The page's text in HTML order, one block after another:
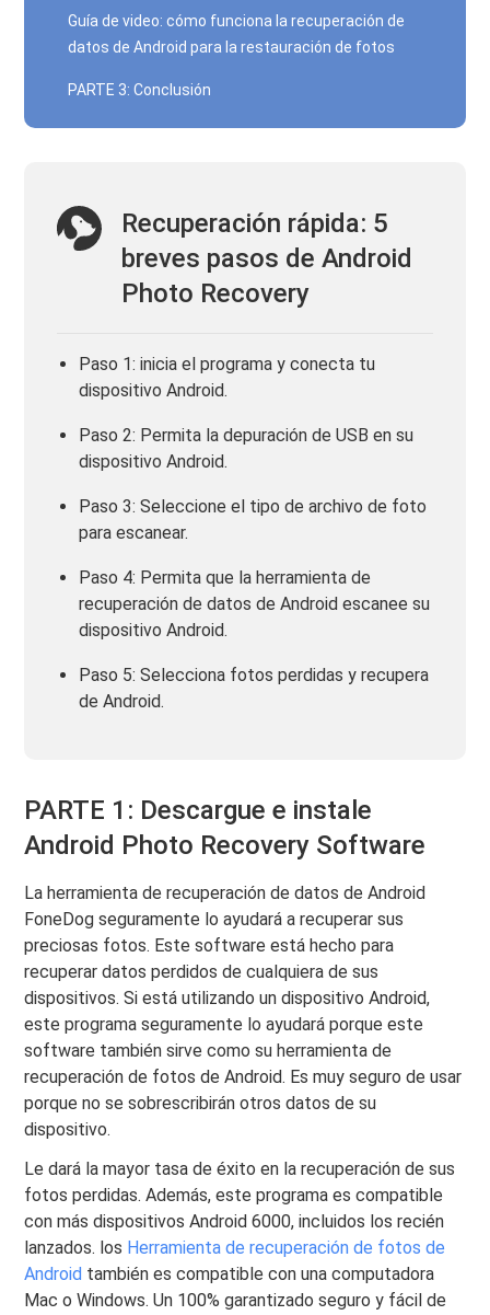
Guía de video: cómo funciona la recuperación de
datos de Android para la restauración de fotos
PARTE 3: Conclusión
Recuperación rápida: 5
breves pasos de Android
Photo Recovery
Paso 1: inicia el programa y conecta tu
dispositivo Android.
Paso 2: Permita la depuración de USB en su
dispositivo Android.
Paso 3: Seleccione el tipo de archivo de foto
para escanear.
Paso 4: Permita que la herramienta de
recuperación de datos de Android escanee su
dispositivo Android.
Paso 5: Selecciona fotos perdidas y recupera
de Android.
PARTE 1: Descargue e instale
Android Photo Recovery Software
La herramienta de recuperación de datos de Android
FoneDog seguramente lo ayudará a recuperar sus
preciosas fotos. Este software está hecho para
recuperar datos perdidos de cualquiera de sus
dispositivos. Si está utilizando un dispositivo Android,
este programa seguramente lo ayudará porque este
software también sirve como su herramienta de
recuperación de fotos de Android. Es muy seguro de usar
porque no se sobrescribirán otros datos de su
dispositivo.
Le dará la mayor tasa de éxito en la recuperación de sus
fotos perdidas. Además, este programa es compatible
con más dispositivos Android 6000, incluidos los recién
lanzados. los Herramienta de recuperación de fotos de
Android también es compatible con una computadora
Mac o Windows. Un 100% garantizado seguro y fácil de